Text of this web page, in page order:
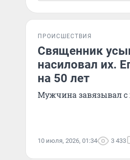
ПРОИСШЕСТВИЯ
Священник
насиловал их.
на 50 лет
Мужчина завязывал
10 июля, 2026, 01:34 3 433